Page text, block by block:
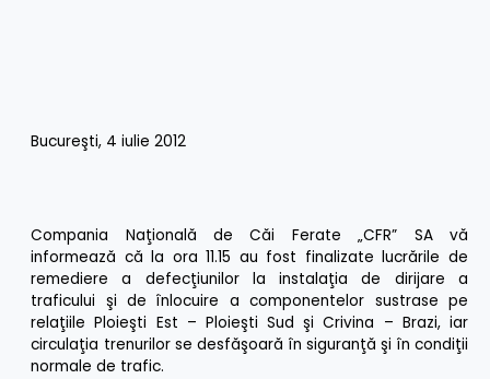
Bucureşti, 4 iulie 2012
Compania Naţională de Căi Ferate „CFR” SA vă
informează că la ora 11.15 au fost finalizate lucrările de
remediere a defecţiunilor la instalaţia de dirijare a
traficului şi de înlocuire a componentelor sustrase pe
relaţiile Ploieşti Est – Ploieşti Sud şi Crivina – Brazi, iar
circulaţia trenurilor se desfăşoară în siguranţă şi în condiţii
normale de trafic.